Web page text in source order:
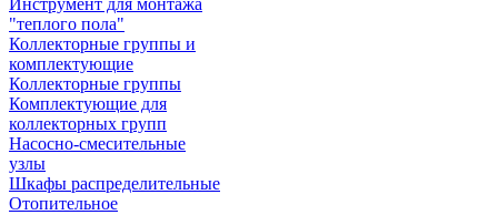
Инструмент для монтажа
"теплого пола"
Коллекторные группы и
комплектующие
Коллекторные группы
Комплектующие для
коллекторных групп
Насосно-смесительные
узлы
Шкафы распределительные
Отопительное